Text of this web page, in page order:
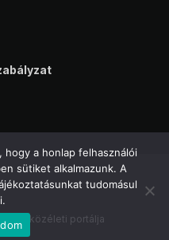
közéleti portálja
hogy a honlap felhasználói
sütiket alkalmazunk. A
tudomásul